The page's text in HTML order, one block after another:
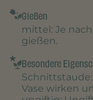
Gießen
mittel : Je
gießen.
Besondere
Schnittstaude
Vase wirken